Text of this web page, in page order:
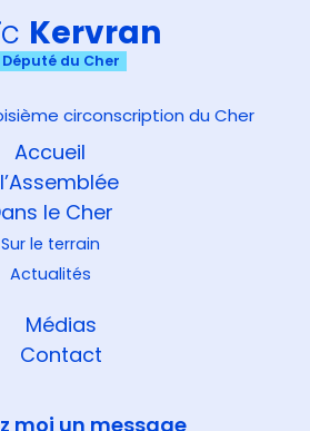
Kervran
Député du Cher
circonscription du Cher
Accueil
le Cher
Sur le terrain
Actualités
Médias
Contact
moi un message